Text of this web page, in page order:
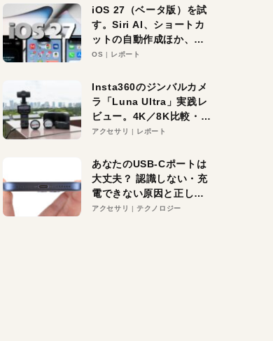
iOS 27（ベータ版）を試
す。Siri AI、ショートカ
ットの自動作成ほか、期
待大の便利機能5選。
る未来はすぐそこ！
OS レポート
Insta360のジンバルカメ
ラ「Luna Ultra」実践レ
ビュー。4K／8K比較・ズ
ーム・夜間撮影をチェッ
アクセサリ レポート
あなたのUSB-Cポートは
大丈夫？ 認識しない・充
電できない原因と正しい
対策
アクセサリ テクノロジー